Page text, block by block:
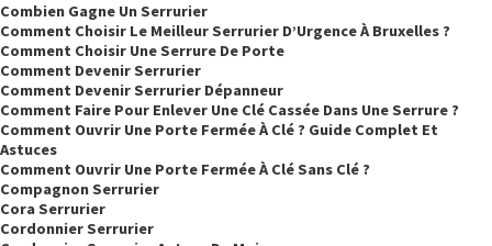
Combien Gagne Un Serrurier
Comment Choisir Le Meilleur Serrurier D’Urgence À Bruxelles ?
Comment Choisir Une Serrure De Porte
Comment Devenir Serrurier
Comment Devenir Serrurier Dépanneur
Comment Faire Pour Enlever Une Clé Cassée Dans Une Serrure ?
Comment Ouvrir Une Porte Fermée À Clé ? Guide Complet Et
Astuces
Comment Ouvrir Une Porte Fermée À Clé Sans Clé ?
Compagnon Serrurier
Cora Serrurier
Cordonnier Serrurier